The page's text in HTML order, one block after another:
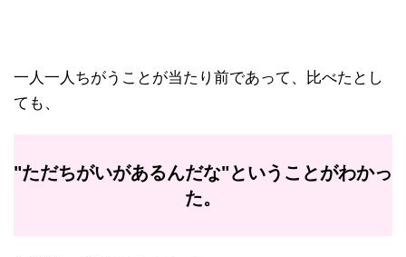
一人一人ちがうことが当たり前であって、比べたとし
ても、
"ただちがいがあるんだな"ということがわかっ
た。